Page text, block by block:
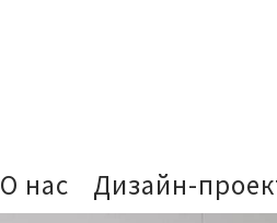
О нас Дизайн-